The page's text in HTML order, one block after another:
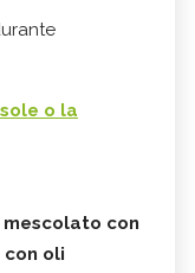
o la
mescolato con
oli